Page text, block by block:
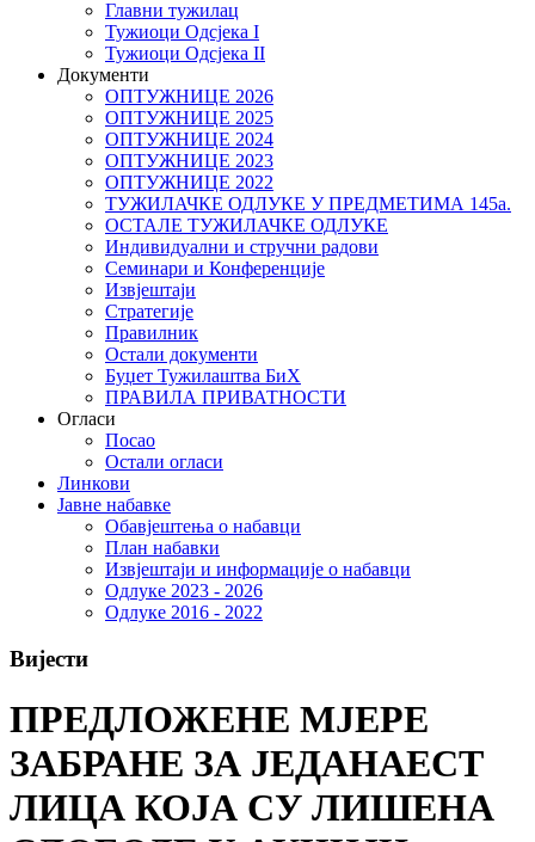
Главни тужилац
Тужиоци Oдсјекa I
Тужиоци Oдсјекa II
Документи
ОПТУЖНИЦЕ 2026
ОПТУЖНИЦЕ 2025
ОПТУЖНИЦЕ 2024
ОПТУЖНИЦЕ 2023
ОПТУЖНИЦЕ 2022
ТУЖИЛАЧКЕ ОДЛУКЕ У ПРЕДМЕТИМА 145а.
ОСТАЛЕ ТУЖИЛАЧКЕ ОДЛУКЕ
Индивидуални и стручни радови
Семинари и Конференције
Извјештаји
Стратегије
Правилник
Остали документи
Буџет Тужилаштва БиХ
ПРАВИЛА ПРИВАТНОСТИ
Огласи
Посао
Остали огласи
Линкови
Јавне набавке
Обавјештења о набавци
План набавки
Извјештаји и информације о набавци
Одлуке 2023 - 2026
Одлуке 2016 - 2022
Вијести
ПРЕДЛОЖЕНЕ МЈЕРЕ
ЗАБРАНЕ ЗА ЈЕДАНАЕСТ
ЛИЦА КОЈА СУ ЛИШЕНА